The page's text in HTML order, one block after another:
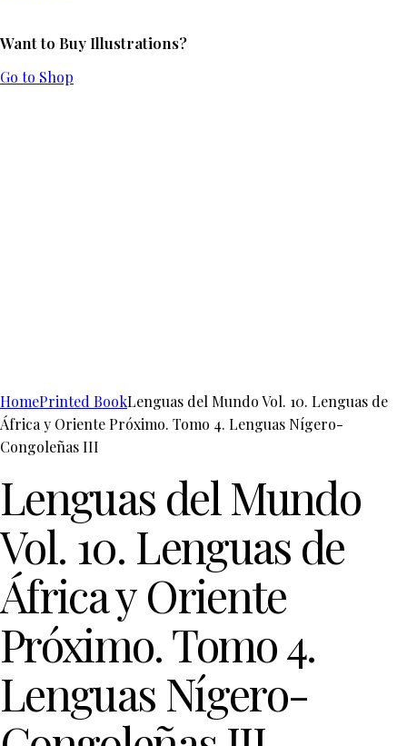
Want to Buy Illustrations?
Go to Shop
HomePrinted BookLenguas del Mundo Vol. 10. Lenguas de
África y Oriente Próximo. Tomo 4. Lenguas Nígero-
Congoleñas III
Lenguas del Mundo
Vol. 10. Lenguas de
África y Oriente
Próximo. Tomo 4.
Lenguas Nígero-